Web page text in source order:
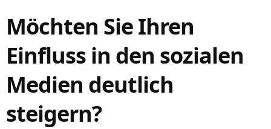
Möchten Sie Ihren
Einfluss in den sozialen
Medien deutlich
steigern?